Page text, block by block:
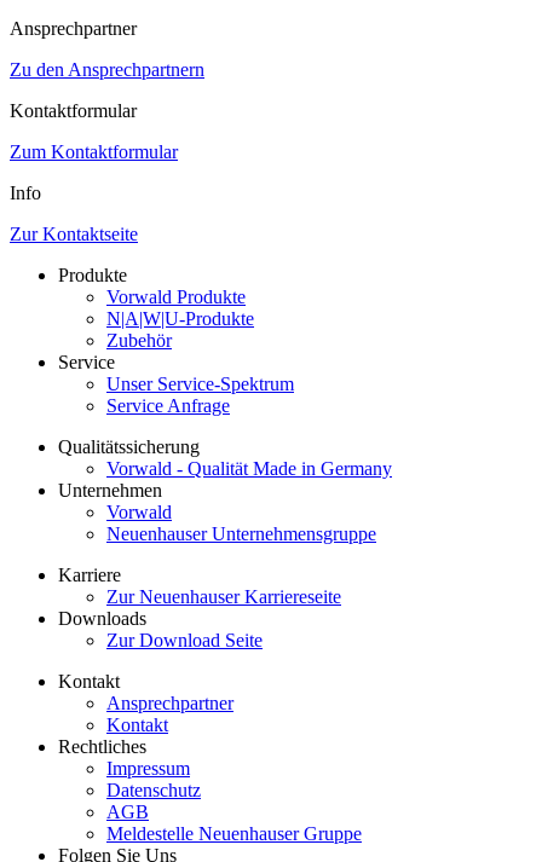
Ansprechpartner
Zu den Ansprechpartnern
Kontaktformular
Zum Kontaktformular
Info
Zur Kontaktseite
Produkte
Vorwald Produkte
N|A|W|U-Produkte
Zubehör
Service
Unser Service-Spektrum
Service Anfrage
Qualitätssicherung
Vorwald - Qualität Made in Germany
Unternehmen
Vorwald
Neuenhauser Unternehmensgruppe
Karriere
Zur Neuenhauser Karriereseite
Downloads
Zur Download Seite
Kontakt
Ansprechpartner
Kontakt
Rechtliches
Impressum
Datenschutz
AGB
Meldestelle Neuenhauser Gruppe
Folgen Sie Uns